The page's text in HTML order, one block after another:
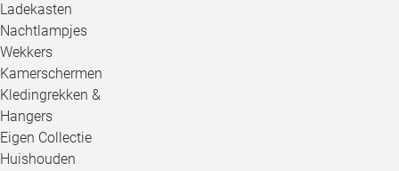
Ladekasten
Nachtlampjes
Wekkers
Kamerschermen
Kledingrekken &
Hangers
Eigen Collectie
Huishouden